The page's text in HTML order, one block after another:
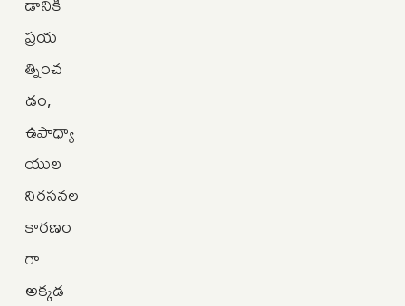
ప్రయ
త్నించ
డం,
ఉపాధ్యా
యుల
నిరసనల
కారణం
గా
అక్కడ